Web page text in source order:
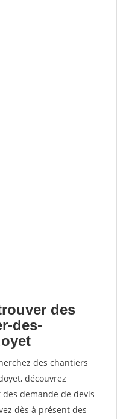
des
des-
des chantiers
découvrez
demande de devis
dès à présent des